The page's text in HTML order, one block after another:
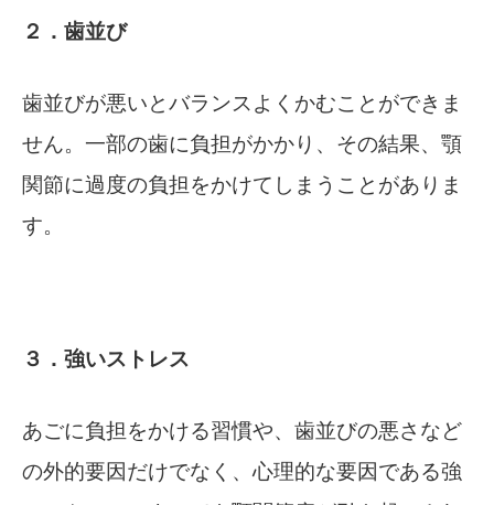
２．歯並び
歯並びが悪いとバランスよくかむことができま
せん。一部の歯に負担がかかり、その結果、顎
関節に過度の負担をかけてしまうことがありま
す。
３．強いストレス
あごに負担をかける習慣や、歯並びの悪さなど
の外的要因だけでなく、心理的な要因である強